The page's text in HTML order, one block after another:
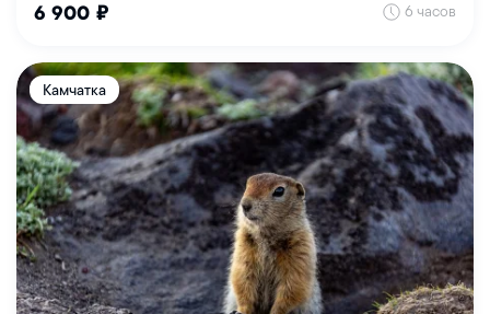
6 900 ₽ 6 часов
Камчатка